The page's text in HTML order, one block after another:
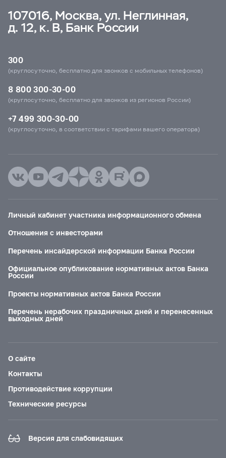
107016, Москва, ул. Неглинная,
д. 12, к. В, Банк России
300
(круглосуточно, бесплатно для звонков с мобильных телефонов)
8 800 300-30-00
(круглосуточно, бесплатно для звонков из регионов России)
+7 499 300-30-00
(круглосуточно, в соответствии с тарифами вашего оператора)
Личный кабинет участника информационного обмена
Отношения с инвесторами
Перечень инсайдерской информации Банка России
Официальное опубликование нормативных актов Банка
России
Проекты нормативных актов Банка России
Перечень нерабочих праздничных дней и перенесенных
выходных дней
О сайте
Контакты
Противодействие коррупции
Технические ресурсы
Версия для слабовидящих